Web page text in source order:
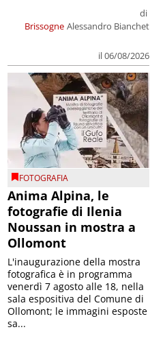
Brissogne
di
Alessandro Bianchet
il 06/08/2026
FOTOGRAFIA
Anima Alpina, le
fotografie di Ilenia
Noussan in mostra a
Ollomont
L'inaugurazione della mostra
fotografica è in programma
venerdì 7 agosto alle 18, nella
sala espositiva del Comune di
Ollomont; le immagini esposte
sa...